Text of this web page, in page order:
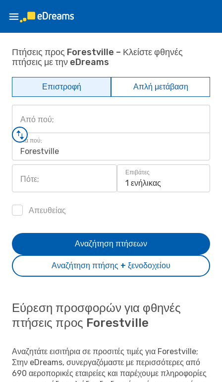
Πτήσεις προς Forestville – Κλείστε φθηνές
πτήσεις με την eDreams
Επιστροφή Απλή μετάβαση
Από πού;
Για πού;
Forestville
Πότε;
Επιβάτες
1 ενήλικας
Απευθείας
Αναζήτηση πτήσης + ξενοδοχείου
Αναζήτηση πτήσεων
Εύρεση προσφορών για φθηνές
πτήσεις προς Forestville
Αναζητάτε εισιτήρια σε προσιτές τιμές για Forestville;
Στην eDreams, συνεργαζόμαστε με περισσότερες από
690 αεροπορικές εταιρείες και παρέχουμε πληροφορίες